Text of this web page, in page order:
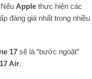
Apple thực hiện các
đáng giá nhất trong nhiều
17 sẽ là “bước ngoặt”
Air.